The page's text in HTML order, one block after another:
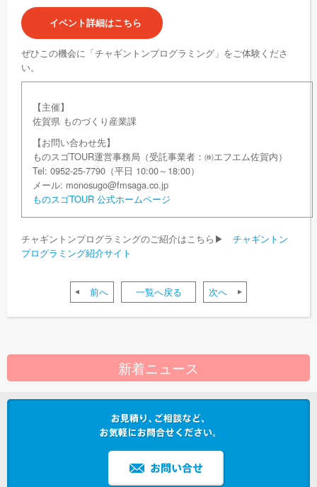
イベント詳細はこちら
ぜひこの機会に「チャギントンプログラミング」をご体験くださ
い。
【主催】
佐賀県 ものづくり産業課
【お問い合わせ先】
ものスゴTOUR運営事務局（受託事業者：㈱エフエム佐賀内）
Tel: 0952-25-7790（平日 10:00～18:00）
メール: monosugo@fmsaga.co.jp
ものスゴTOUR 公式ホームページ
チャギントンプログラミングのご紹介はこちら▶︎ チャギントン
プログラミング紹介サイト
前へ 一覧へ戻る 次へ
新着ニュース